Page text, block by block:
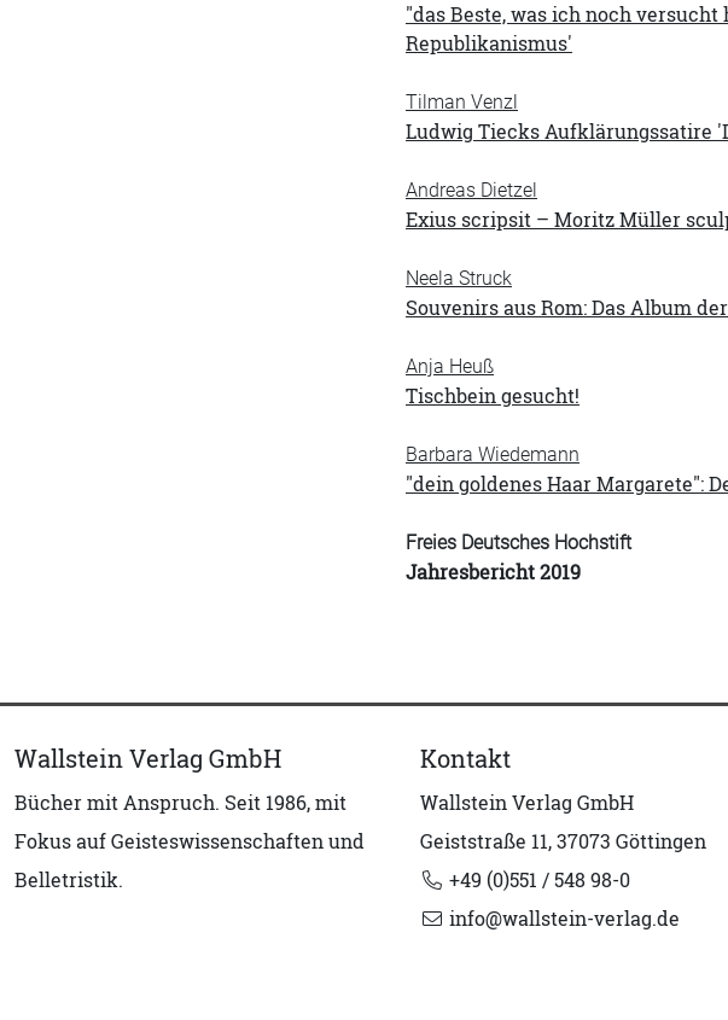
"das Beste, was ich noch
Republikanismus'
Tilman Venzl
Ludwig Tiecks Aufklärungssatire
Andreas Dietzel
Exius scripsit – Moritz Müller
Neela Struck
Souvenirs aus Rom: Das Album
Anja Heuß
Tischbein gesucht!
Barbara Wiedemann
"dein goldenes Haar Margarete":
Freies Deutsches Hochstift
Jahresbericht 2019
Wallstein Verlag GmbH
Bücher mit Anspruch. Seit 1986, mit
Fokus auf Geisteswissenschaften und
Belletristik.
Kontakt
Wallstein Verlag GmbH
Geiststraße 11, 37073 Göttingen
+49 (0)551 / 548 98-0
info@wallstein-verlag.de